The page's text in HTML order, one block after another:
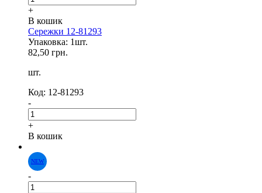
NEW
+
В кошик
Сережки 12-81293
Упаковка: 1шт.
82,50 грн.
шт.
Код: 12-81293
-
+
В кошик
-